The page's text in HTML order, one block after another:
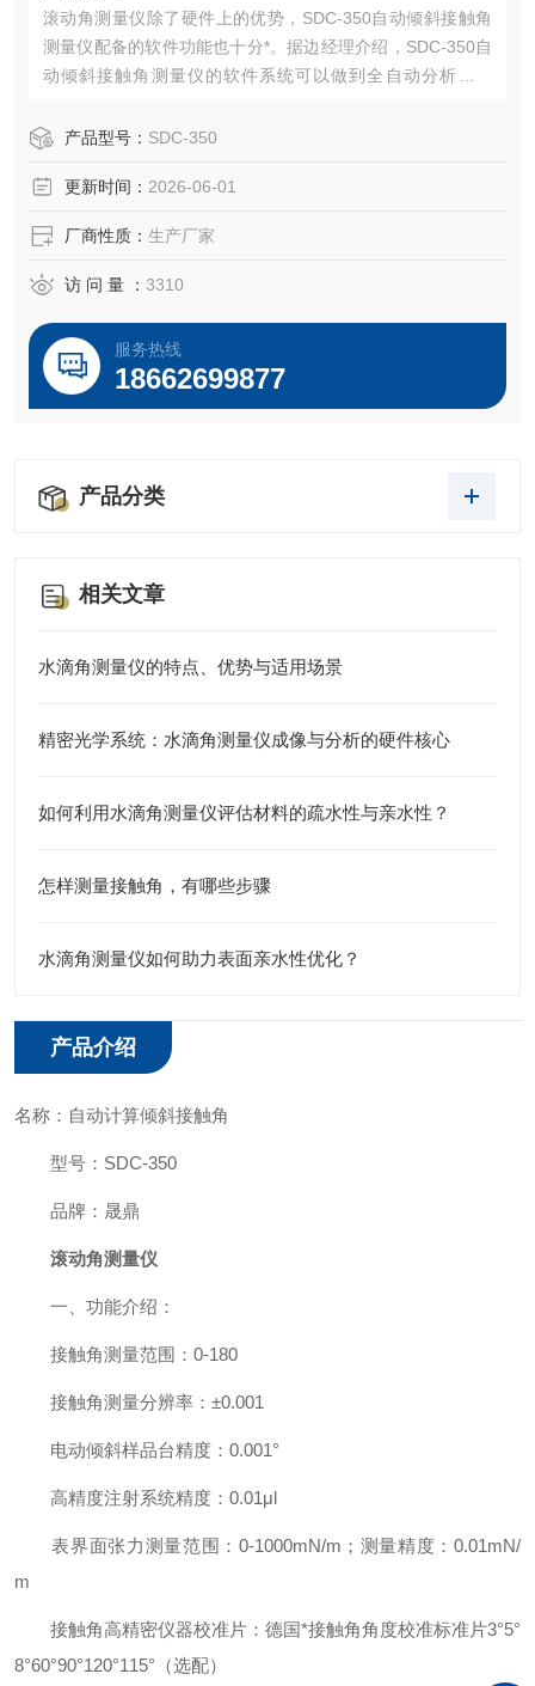
滚动角测量仪除了硬件上的优势，SDC-350自动倾斜接触角
测量仪配备的软件功能也十分*。据边经理介绍，SDC-350自
动倾斜接触角测量仪的软件系统可以做到全自动分析接触
方法和测试方法，让测量数据更为精准。
产品型号： SDC-350
更新时间： 2026-06-01
厂商性质： 生产厂家
访 问 量 ： 3310
服务热线
18662699877
产品分类
相关文章
水滴角测量仪的特点、优势与适用场景
精密光学系统：水滴角测量仪成像与分析的硬件核心
如何利用水滴角测量仪评估材料的疏水性与亲水性？
怎样测量接触角，有哪些步骤
水滴角测量仪如何助力表面亲水性优化？​
产品介绍
名称：自动计算倾斜接触角
型号：SDC-350
品牌：晟鼎
滚动角测量仪
一、功能介绍：
接触角测量范围：0-180
接触角测量分辨率：±0.001
电动倾斜样品台精度：0.001°
高精度注射系统精度：0.01μl
表界面张力测量范围：0-1000mN/m；测量精度：0.01mN/
m
接触角高精密仪器校准片：德国*接触角角度校准标准片3°5°
8°60°90°120°115°（选配）